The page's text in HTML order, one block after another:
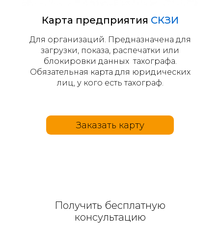
Карта предприятия СКЗИ
Для организаций. Предназначена для
загрузки, показа, распечатки или
блокировки данных тахографа.
Обязательная карта для юридических
лиц, у кого есть тахограф.
Заказать карту
Получить бесплатную
консультацию